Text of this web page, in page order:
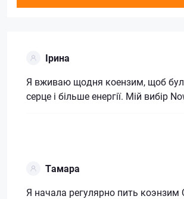
Ірина
Я вживаю щодня коензим, щоб
серце і більше енергії. Мій вибір
Тамара
Я начала регулярно пить коэнзим